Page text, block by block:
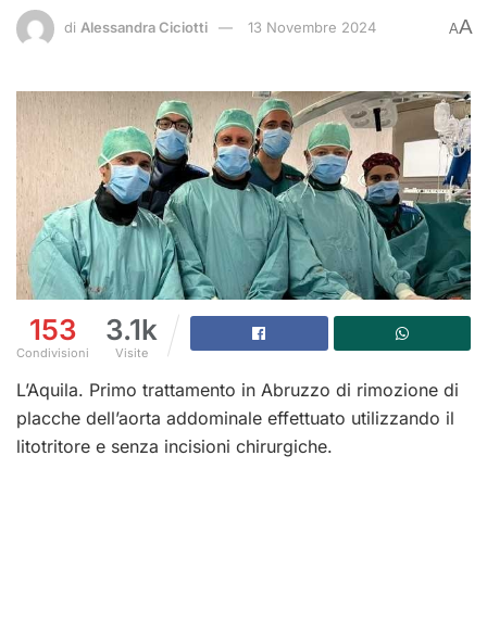
di Alessandra Ciciotti 13 Novembre 2024 AA
153
Condivisioni
3.1k
Visite
L’Aquila. Primo trattamento in Abruzzo di rimozione di
placche dell’aorta addominale effettuato utilizzando il
litotritore e senza incisioni chirurgiche.